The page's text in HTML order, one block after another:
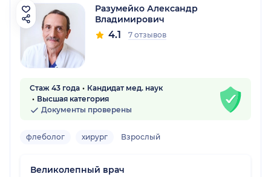
Разумейко Александр
Владимирович
4.1 7 отзывов
Стаж 43 года
Кандидат мед. наук
Высшая категория
Документы проверены
флеболог хирург Взрослый
Великолепный врач